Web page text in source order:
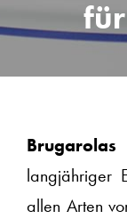
Brugarolas
langjähriger
allen Arten